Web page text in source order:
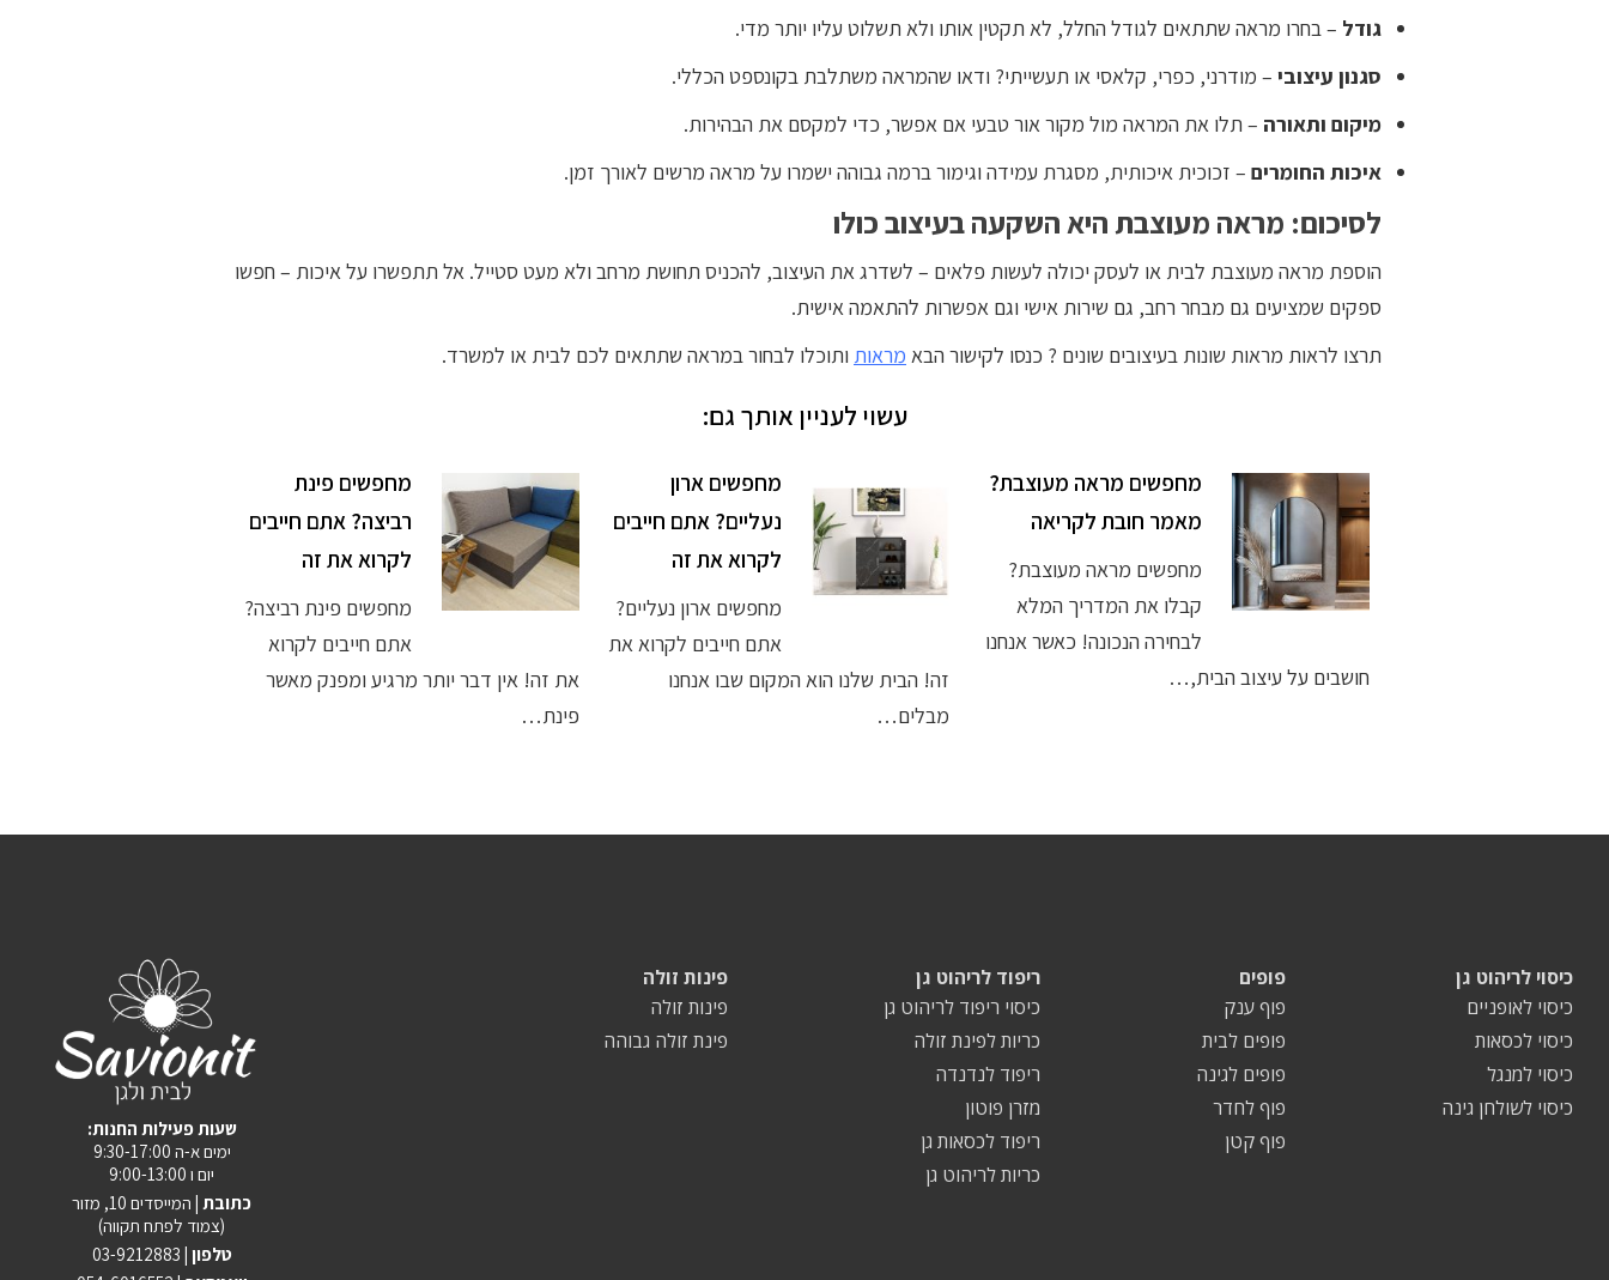
גודל – בחרו מראה שתתאים לגודל החלל, לא תקטין אותו ולא תשלוט עליו יותר מדי.
סגנון עיצובי – מודרני, כפרי, קלאסי או תעשייתי? ודאו שהמראה משתלבת בקונספט הכללי.
מיקום ותאורה – תלו את המראה מול מקור אור טבעי אם אפשר, כדי למקסם את הבהירות.
איכות החומרים – זכוכית איכותית, מסגרת עמידה וגימור ברמה גבוהה ישמרו על מראה מרשים לאורך זמן.
לסיכום: מראה מעוצבת היא השקעה בעיצוב כולו
הוספת מראה מעוצבת לבית או לעסק יכולה לעשות פלאים – לשדרג את העיצוב, להכניס תחושת מרחב ולא מעט סטייל. אל תתפשרו על איכות – חפשו
ספקים שמציעים גם מבחר רחב, גם שירות אישי וגם אפשרות להתאמה אישית.
תרצו לראות מראות שונות בעיצובים שונים ? כנסו לקישור הבא מראות ותוכלו לבחור במראה שתתאים לכם לבית או למשרד.
עשוי לעניין אותך גם:
מחפשים מראה מעוצבת?
מאמר חובת לקריאה
מחפשים מראה מעוצבת?
קבלו את המדריך המלא
לבחירה הנכונה! כאשר אנחנו
חושבים על עיצוב הבית,…
מחפשים ארון
נעליים? אתם חייבים
לקרוא את זה
מחפשים ארון נעליים?
אתם חייבים לקרוא את
זה! הבית שלנו הוא המקום שבו אנחנו
מבלים…
מחפשים פינת
רביצה? אתם חייבים
לקרוא את זה
מחפשים פינת רביצה?
אתם חייבים לקרוא
את זה! אין דבר יותר מרגיע ומפנק מאשר
פינת…
:שעות פעילות החנות
ימים א-ה 9:30-17:00
יום ו 9:00-13:00
כתובת | המייסדים 10, מזור
(צמוד לפתח תקווה)
טלפון | 03-9212883
פינות זולה
פינות זולה
פינת זולה גבוהה
ריפוד לריהוט גן
כיסוי ריפוד לריהוט גן
כריות לפינת זולה
ריפוד לנדנדה
מזרן פוטון
ריפוד לכסאות גן
כריות לריהוט גן
פופים
פוף ענק
פופים לבית
פופים לגינה
פוף לחדר
פוף קטן
כיסוי לריהוט גן
כיסוי לאופניים
כיסוי לכסאות
כיסוי למנגל
כיסוי לשולחן גינה